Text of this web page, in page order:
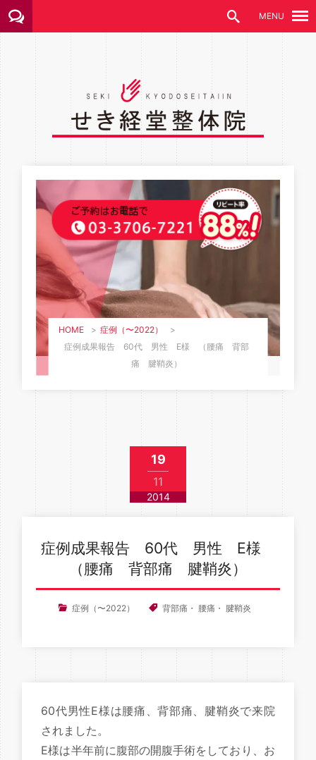
HOME > 症例（〜2022）
>
症例成果報告 60代 男性 E様 （腰痛 背部
痛 腱鞘炎）
19
11
2014
症例成果報告 60代 男性 E様
（腰痛 背部痛 腱鞘炎）
症例（〜2022） 背部痛 ・ 腰痛 ・ 腱鞘炎
60代男性E様は腰痛、背部痛、腱鞘炎で来院
されました。
E様は半年前に腹部の開腹手術をしており、お